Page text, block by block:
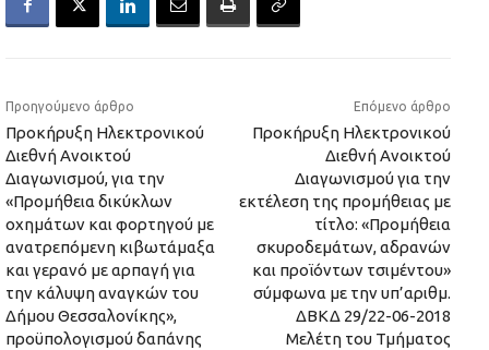
Προηγούμενο άρθρο
Προκήρυξη Ηλεκτρονικού
Διεθνή Ανοικτού
Διαγωνισμού, για την
«Προμήθεια δικύκλων
οχημάτων και φορτηγού με
ανατρεπόμενη κιβωτάμαξα
και γερανό με αρπαγή για
την κάλυψη αναγκών του
Δήμου Θεσσαλονίκης»,
προϋπολογισμού δαπάνης
Επόμενο άρθρο
Προκήρυξη Ηλεκτρονικού
Διεθνή Ανοικτού
Διαγωνισμού για την
εκτέλεση της προμήθειας με
τίτλο: «Προμήθεια
σκυροδεμάτων, αδρανών
και προϊόντων τσιμέντου»
σύμφωνα με την υπ’αριθμ.
ΔΒΚΔ 29/22-06-2018
Μελέτη του Τμήματος